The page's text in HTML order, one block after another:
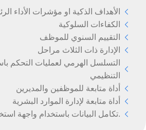
الأهداف الذكية او مؤشرات الأداء
الكفاءات السلوكية
التقييم السنوي للموظف
الإدارة ذات الثلاث مراحل
التسلسل الهرمي لعمليات التحكم
التنظيمي
أداة متابعة للموظفين والمديرين
أداة متابعة لإدارة الموارد البشرية
تكامل البيانات باستخدام واجهة استخدام التطبيقات.